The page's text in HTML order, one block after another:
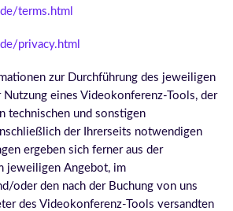
terms.html
privacy.html
zur Durchführung des jeweiligen
eines Videokonferenz-Tools, der
technischen und sonstigen
der Ihrerseits notwendigen
ergeben sich ferner aus der
jeweiligen Angebot, im
oder den nach der Buchung von uns
des Videokonferenz-Tools versandten